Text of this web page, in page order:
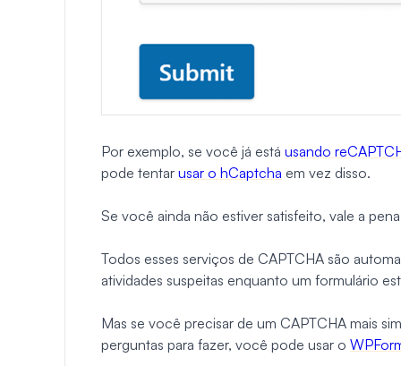
Por exemplo, se você já está usando
pode tentar usar o hCaptcha em vez disso.
Se você ainda não estiver satisfeito, vale a
Todos esses serviços de CAPTCHA são
atividades suspeitas enquanto um formulário
Mas se você precisar de um CAPTCHA mais
perguntas para fazer, você pode usar o